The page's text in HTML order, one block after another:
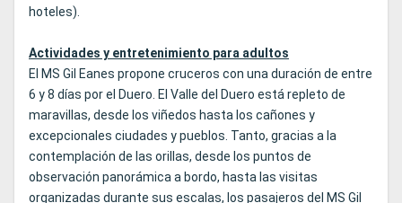
hoteles).
Actividades y entretenimiento para adultos
El MS Gil Eanes propone cruceros con una duración de entre
6 y 8 días por el Duero. El Valle del Duero está repleto de
maravillas, desde los viñedos hasta los cañones y
excepcionales ciudades y pueblos. Tanto, gracias a la
contemplación de las orillas, desde los puntos de
observación panorámica a bordo, hasta las visitas
organizadas durante sus escalas, los pasajeros del MS Gil